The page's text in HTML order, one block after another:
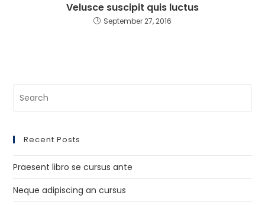
Velusce suscipit quis luctus
September 27, 2016
Recent Posts
Praesent libro se cursus ante
Neque adipiscing an cursus